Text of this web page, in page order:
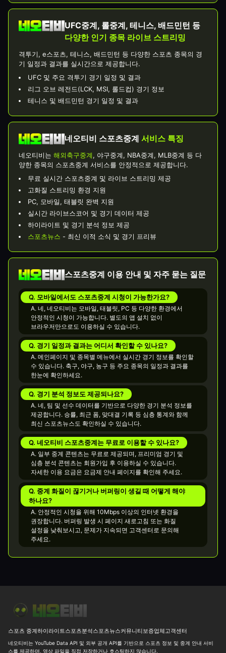
UFC중계, 롤중계, 테니스, 배드민턴 등
다양한 인기 종목 라이브 스트리밍
격투기, e스포츠, 테니스, 배드민턴 등 다양한 스포츠 종목의 경
기 일정과 결과를 실시간으로 제공합니다.
UFC 및 주요 격투기 경기 일정 및 결과
리그 오브 레전드(LCK, MSI, 롤드컵) 경기 정보
테니스 및 배드민턴 경기 일정 및 결과
네오티비 스포츠중계 서비스 특징
네오티비는 해외축구중계, 야구중계, NBA중계, MLB중계 등 다
양한 종목의 스포츠중계 서비스를 안정적으로 제공합니다.
무료 실시간 스포츠중계 및 라이브 스트리밍 제공
고화질 스트리밍 환경 지원
PC, 모바일, 태블릿 완벽 지원
실시간 라이브스코어 및 경기 데이터 제공
하이라이트 및 경기 분석 정보 제공
스포츠뉴스 - 최신 이적 소식 및 경기 프리뷰
스포츠중계 이용 안내 및 자주 묻는 질문
Q. 모바일에서도 스포츠중계 시청이 가능한가요?
A. 네, 네오티비는 모바일, 태블릿, PC 등 다양한 환경에서
안정적인 시청이 가능합니다. 별도의 앱 설치 없이
브라우저만으로도 이용하실 수 있습니다.
Q. 경기 일정과 결과는 어디서 확인할 수 있나요?
A. 메인페이지 및 종목별 메뉴에서 실시간 경기 정보를 확인할
수 있습니다. 축구, 야구, 농구 등 주요 종목의 일정과 결과를
한눈에 확인하세요.
Q. 경기 분석 정보도 제공되나요?
A. 네, 팀 및 선수 데이터를 기반으로 다양한 경기 분석 정보를
제공합니다. 승률, 최근 폼, 맞대결 기록 등 심층 통계와 함께
최신 스포츠뉴스도 확인하실 수 있습니다.
Q. 네오티비 스포츠중계는 무료로 이용할 수 있나요?
A. 일부 중계 콘텐츠는 무료로 제공되며, 프리미엄 경기 및
심층 분석 콘텐츠는 회원가입 후 이용하실 수 있습니다.
자세한 이용 요금은 요금제 안내 페이지를 확인해 주세요.
Q. 중계 화질이 끊기거나 버퍼링이 생길 때 어떻게 해야
하나요?
A. 안정적인 시청을 위해 10Mbps 이상의 인터넷 환경을
권장합니다. 버퍼링 발생 시 페이지 새로고침 또는 화질
설정을 낮춰보시고, 문제가 지속되면 고객센터로 문의해
주세요.
스포츠 중계하이라이트스포츠분석스포츠뉴스커뮤니티보증업체고객센터
네오티비는 YouTube Data API 및 외부 공개 API를 기반으로 스포츠 정보 및 중계 안내 서비
스를 제공하며, 영상 파일을 직접 저장하거나 호스팅하지 않습니다.